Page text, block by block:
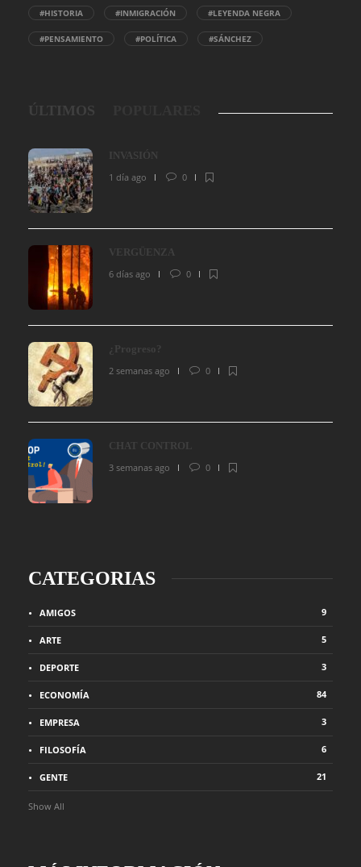
#HISTORIA #INMIGRACIÓN #LEYENDA NEGRA
#PENSAMIENTO #POLÍTICA #SÁNCHEZ
ÚLTIMOS
INVASIÓN
1 día ago
0
VERGÜENZA
6 días ago
0
¿Progreso?
2 semanas ago
0
CHAT CONTROL
3 semanas ago
0
CATEGORIAS
AMIGOS 9
ARTE 5
DEPORTE 3
ECONOMÍA 84
EMPRESA 3
FILOSOFÍA 6
GENTE 21
Show All